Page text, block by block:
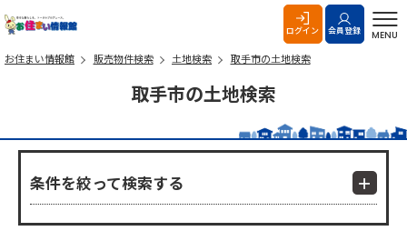
ログイン 会員登録 MENU
お住まい情報館 販売物件検索 土地検索 取手市の土地検索
取手市の土地検索
条件を絞って検索する